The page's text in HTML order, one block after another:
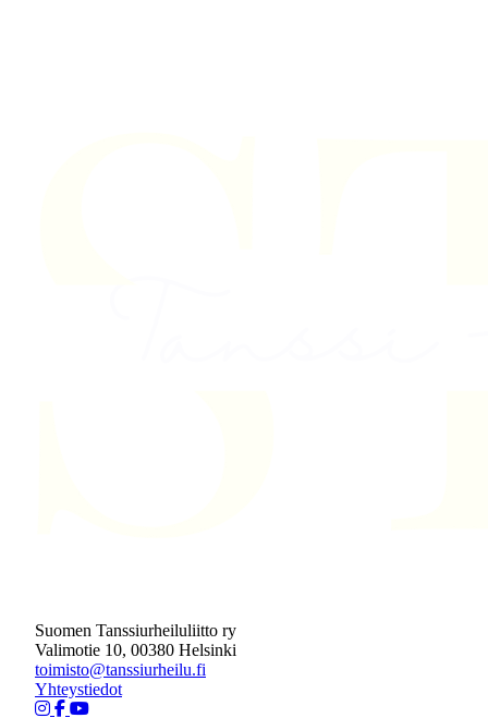
Suomen Tanssiurheiluliitto ry
Valimotie 10, 00380 Helsinki
toimisto@tanssiurheilu.fi
Yhteystiedot